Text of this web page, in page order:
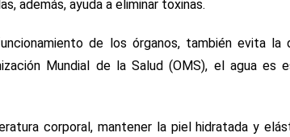
además, ayuda a eliminar toxinas.
de los órganos, también evita la
Mundial de la Salud (OMS), el agua es
corporal, mantener la piel hidratada y